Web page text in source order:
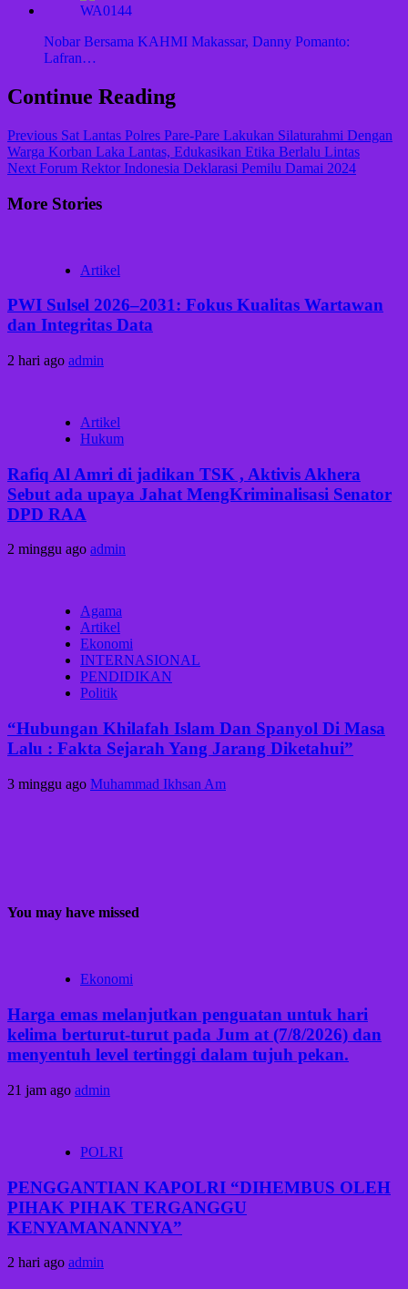
Nobar Bersama KAHMI Makassar, Danny Pomanto:
Lafran…
Continue Reading
Previous Sat Lantas Polres Pare-Pare Lakukan Silaturahmi Dengan
Warga Korban Laka Lantas, Edukasikan Etika Berlalu Lintas
Next Forum Rektor Indonesia Deklarasi Pemilu Damai 2024
More Stories
Artikel
PWI Sulsel 2026–2031: Fokus Kualitas Wartawan
dan Integritas Data
2 hari ago admin
Artikel
Hukum
Rafiq Al Amri di jadikan TSK , Aktivis Akhera
Sebut ada upaya Jahat MengKriminalisasi Senator
DPD RAA
2 minggu ago admin
Agama
Artikel
Ekonomi
INTERNASIONAL
PENDIDIKAN
Politik
“Hubungan Khilafah Islam Dan Spanyol Di Masa
Lalu : Fakta Sejarah Yang Jarang Diketahui”
3 minggu ago Muhammad Ikhsan Am
You may have missed
Ekonomi
Harga emas melanjutkan penguatan untuk hari
kelima berturut-turut pada Jum at (7/8/2026) dan
menyentuh level tertinggi dalam tujuh pekan.
21 jam ago admin
POLRI
PENGGANTIAN KAPOLRI “DIHEMBUS OLEH
PIHAK PIHAK TERGANGGU
KENYAMANANNYA”
2 hari ago admin